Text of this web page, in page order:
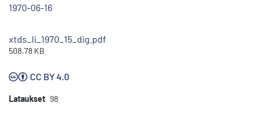
1970-06-16
xtds_li_1970_15_dig.pdf
508.78 KB
CC BY 4.0
Lataukset 98